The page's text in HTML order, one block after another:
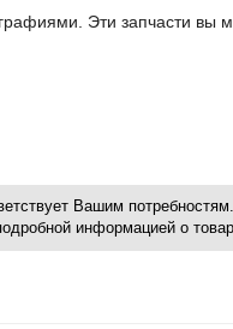
Эти запчасти вы
Вашим потребностям.
информацией о